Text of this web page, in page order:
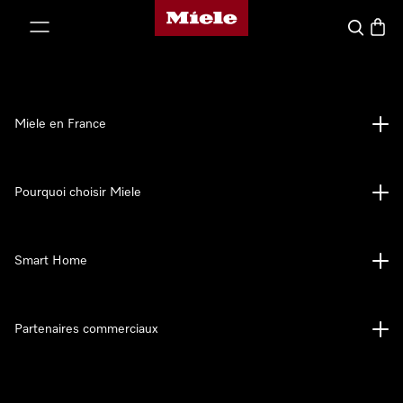
Page d'accueil Miele
Search
Miele en France
Pourquoi choisir Miele
Smart Home
Partenaires commerciaux